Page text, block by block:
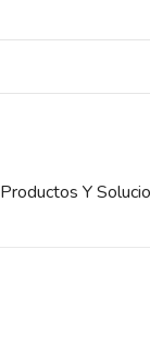
Productos Y